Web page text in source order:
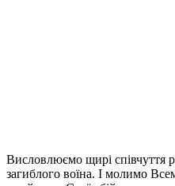
Висловлюємо щирі співчуття
загиблого воїна. І молимо